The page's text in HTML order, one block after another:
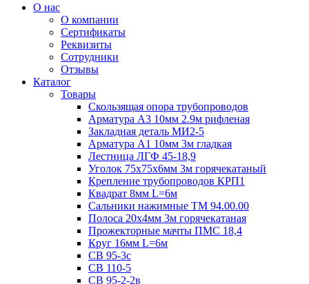
О нас
О компании
Сертификаты
Реквизиты
Сотрудники
Отзывы
Каталог
Товары
Скользящая опора трубопроводов
Арматура А3 10мм 2.9м рифленая
Закладная деталь МИ2-5
Арматура А1 10мм 3м гладкая
Лестница ЛГФ 45-18,9
Уголок 75х75х6мм 3м горячекатаный
Крепление трубопроводов КРП1
Квадрат 8мм L=6м
Сальники нажимные ТМ 94.00.00
Полоса 20х4мм 3м горячекатаная
Прожекторные мачты ПМС 18,4
Круг 16мм L=6м
СВ 95-3с
СВ 110-5
СВ 95-2-2в